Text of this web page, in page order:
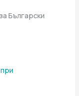
Български